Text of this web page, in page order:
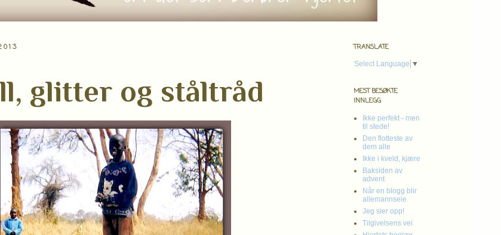
glitter og ståltråd
TRANSLATE
Select Language ▼
MEST BESØKTE
INNLEGG
Ikke perfekt - men
til stede!
Den flotteste av
dem alle
Ikke i kveld, kjære
Baksiden av
advent
Når en blogg blir
allemannseie
Jeg sier opp!
Tilgivelsens vei